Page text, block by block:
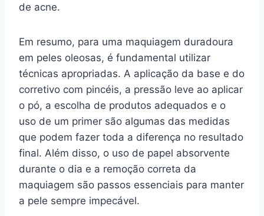
de acne.
Em resumo, para uma maquiagem duradoura
em peles oleosas, é fundamental utilizar
técnicas apropriadas. A aplicação da base e do
corretivo com pincéis, a pressão leve ao aplicar
o pó, a escolha de produtos adequados e o
uso de um primer são algumas das medidas
que podem fazer toda a diferença no resultado
final. Além disso, o uso de papel absorvente
durante o dia e a remoção correta da
maquiagem são passos essenciais para manter
a pele sempre impecável.